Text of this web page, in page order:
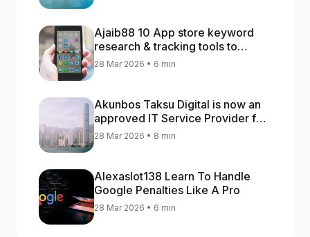
Ajaib88 10 App store keyword
research & tracking tools to
increase app rankings
28 Mar 2026 • 6 min
Akunbos Taksu Digital is now an
approved IT Service Provider for
the Hong Kong Distance Business
28 Mar 2026 • 8 min
Alexaslot138 Learn To Handle
Google Penalties Like A Pro
28 Mar 2026 • 6 min